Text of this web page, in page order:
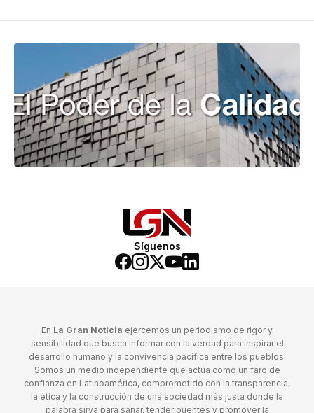
Síguenos
En La Gran Noticia ejercemos un periodismo de rigor y
sensibilidad que busca informar con la verdad para inspirar el
desarrollo humano y la convivencia pacífica entre los pueblos.
Somos un medio independiente que actúa como un faro de
confianza en Latinoamérica, comprometido con la transparencia,
la ética y la construcción de una sociedad más justa donde la
palabra sirva para sanar, tender puentes y promover la